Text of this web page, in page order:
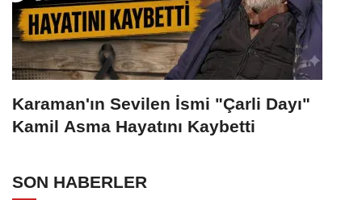
Karaman'ın Sevilen İsmi "Çarli Dayı"
Kamil Asma Hayatını Kaybetti
SON HABERLER